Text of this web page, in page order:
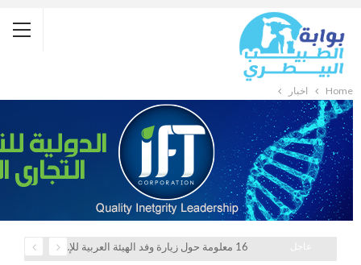
Home أخبار
16 معلومة حول زيارة وفد الهيئة العربية للإستثمار والإنماء الزراعي إلي السعودية